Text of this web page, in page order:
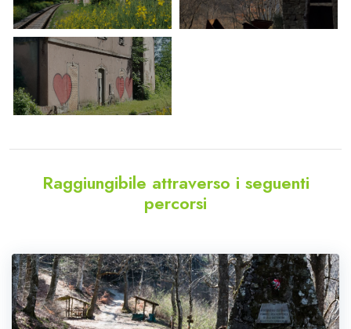
Raggiungibile attraverso i seguenti
percorsi